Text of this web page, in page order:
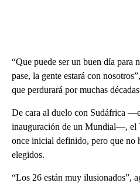
“Que puede ser un buen día para
pase, la gente estará con
que perdurará por muchas
De cara al duelo con Sudáfrica
inauguración de un Mundial—, el
once inicial definido, pero que no
elegidos.
“Los 26 están muy ilusionados”,